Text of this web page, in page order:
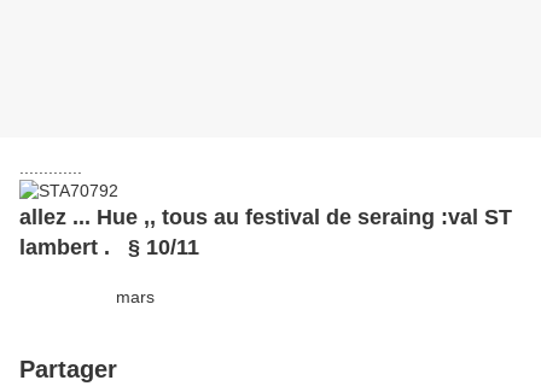
allez ... Hue ,, tous au festival de seraing :val ST
lambert . § 10/11
mars
Partager